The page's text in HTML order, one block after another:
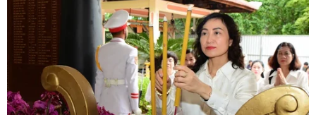
Thánh đường Emir Abdelkader -
biểu tượng của kiến trúc, văn hóa và
tri thức
08/08/2026 22:05